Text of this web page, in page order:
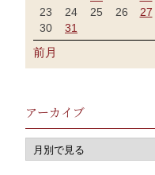
23
24 25 26 27
30
31
前月
アーカイブ